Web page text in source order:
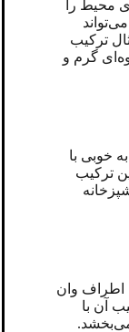
محیط را
ترکیب
گرم و
خوبی با
ترکیب
اطراف وان
آن با